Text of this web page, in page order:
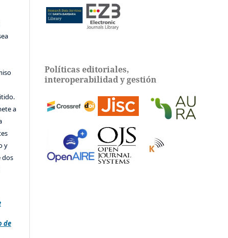
a
y
dos
de
Políticas editoriales,
interoperabilidad y gestión